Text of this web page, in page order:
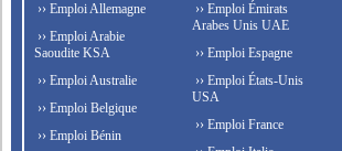
›› Emploi Allemagne
›› Emploi Arabie
Saoudite KSA
›› Emploi Australie
›› Emploi Belgique
›› Emploi Bénin
›› Emploi Émirats
Arabes Unis UAE
›› Emploi Espagne
›› Emploi États-Unis
USA
›› Emploi France